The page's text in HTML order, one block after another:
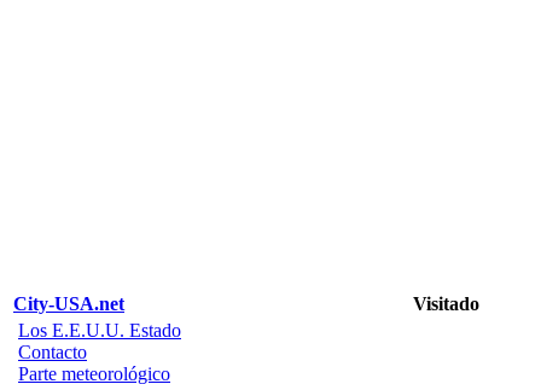
City-USA.net
Visitado
Los E.E.U.U. Estado
Contacto
Parte meteorológico